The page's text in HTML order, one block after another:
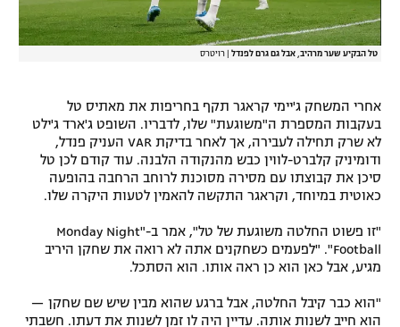
טל הבקיע שער מרהיב, אבל גם גרם לפנדל רויטרס
אחרי המשחק ג'יימי קראגר תקף בחריפות את מאתיס טל
בעקבות המספרת ה"משוגעת" שלו, לדבריו. השופט ג'ארד ג'ילט
לא שרק תחילה לעבירה, אך לאחר בדיקת VAR העניק פנדל,
ודומיניק קלברט-לווין כבש מהנקודה הלבנה. עוד קודם לכן טל
סיכן את קבוצתו עם מסירה מסוכנת לרוחב הרחבה בהופעה
כאוטית במיוחד, וקראגר התקשה להאמין לטעות היקרה שלו.
"זו פשוט החלטה משוגעת של טל", אמר ב-"Monday Night
Football". "לפעמים כשחקנים אתה לא רואה את שחקן היריב
מגיע, אבל כאן הוא כן ראה אותו. הוא הסתכל.
"הוא כבר קיבל החלטה, אבל ברגע שהוא מבין שיש שם שחקן —
הוא חייב לשנות אותה. עדיין היה לו זמן לשנות את דעתו. חשבתי